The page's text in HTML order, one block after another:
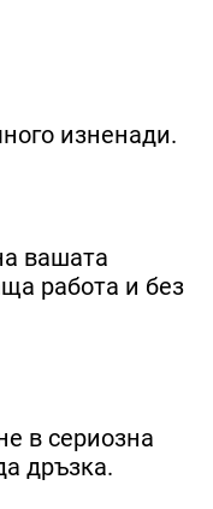
изненади.
вашата
работа и без
в сериозна
дръзка.